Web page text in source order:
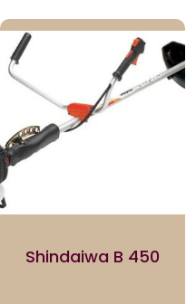
Shindaiwa B 450